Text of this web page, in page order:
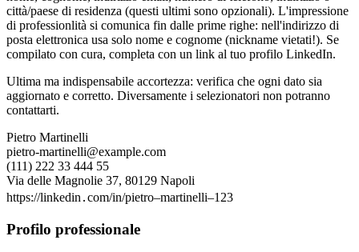
città/paese di residenza (questi ultimi sono opzionali). L'impressione
di professionlità si comunica fin dalle prime righe: nell'indirizzo di
posta elettronica usa solo nome e cognome (nickname vietati!). Se
compilato con cura, completa con un link al tuo profilo LinkedIn.
Ultima ma indispensabile accortezza: verifica che ogni dato sia
aggiornato e corretto. Diversamente i selezionatori non potranno
contattarti.
Pietro Martinelli
pietro-martinelli@example.com
(111) 222 33 444 55
Via delle Magnolie 37, 80129 Napoli
https://linkedin․com/in/pietro–martinelli–123
Profilo professionale